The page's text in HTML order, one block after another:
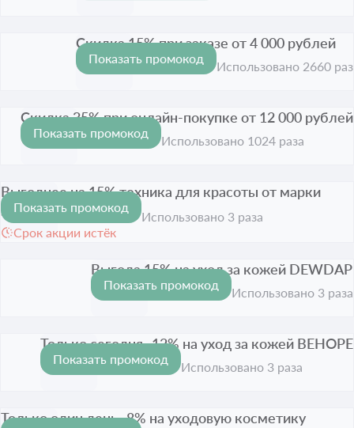
-15%
Скидка 15% при заказе от 4 000 рублей
Срок акции истёк
Показать промокод
Использовано 2660 раз
-35%
Скидка 35% при онлайн-покупке от 12 000 рублей
Срок акции истёк
Показать промокод
Использовано 1024 раза
-15%
Выгоднее на 15% техника для красоты от марки
SAKURA
Срок акции истёк
Показать промокод
Использовано 3 раза
-15%
Выгода 15% на уход за кожей DEWDAP
Срок акции истёк
Показать промокод
Использовано 3 раза
-12%
Только сегодня -12% на уход за кожей BEHOPE
Срок акции истёк
Показать промокод
Использовано 3 раза
Только один день -8% на уходовую косметику